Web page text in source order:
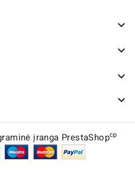




įranga PrestaShopcp